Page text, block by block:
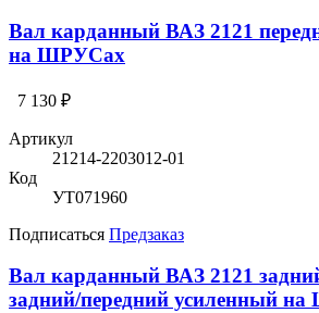
Вал карданный ВАЗ 2121
на ШРУСах
7 130 ₽
Артикул
21214-2203012-01
Код
УТ071960
Подписаться Предзаказ
Вал карданный ВАЗ 2121
задний/передний усиленный